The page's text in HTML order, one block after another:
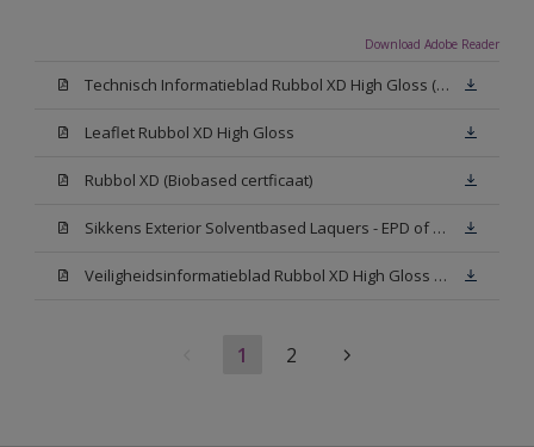
Download Adobe Reader
Technisch Informatieblad Rubbol XD High Gloss (PDF)
Leaflet Rubbol XD High Gloss
Rubbol XD (Biobased certficaat)
Sikkens Exterior Solventbased Laquers - EPD of Milieuproductverklaring
Veiligheidsinformatieblad Rubbol XD High Gloss White W05 (MSDS)
1 2